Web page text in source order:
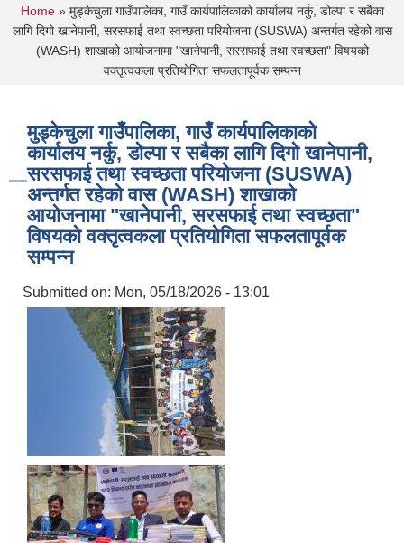
You are here
Home» मुड्केचुला गाउँपालिका, गाउँ कार्यपालिकाको कार्यालय नर्कु, डोल्पा र सबैका
लागि दिगो खानेपानी, सरसफाई तथा स्वच्छता परियोजना (SUSWA) अन्तर्गत रहेको वास
(WASH) शाखाको आयोजनामा "खानेपानी, सरसफाई तथा स्वच्छता" विषयको
वक्तृत्वकला प्रतियोगिता सफलतापूर्वक सम्पन्न
मुड्केचुला गाउँपालिका, गाउँ कार्यपालिकाको
कार्यालय नर्कु, डोल्पा र सबैका लागि दिगो खानेपानी,
सरसफाई तथा स्वच्छता परियोजना (SUSWA)
अन्तर्गत रहेको वास (WASH) शाखाको
आयोजनामा "खानेपानी, सरसफाई तथा स्वच्छता"
विषयको वक्तृत्वकला प्रतियोगिता सफलतापूर्वक
सम्पन्न
Submitted on: Mon, 05/18/2026 - 13:01